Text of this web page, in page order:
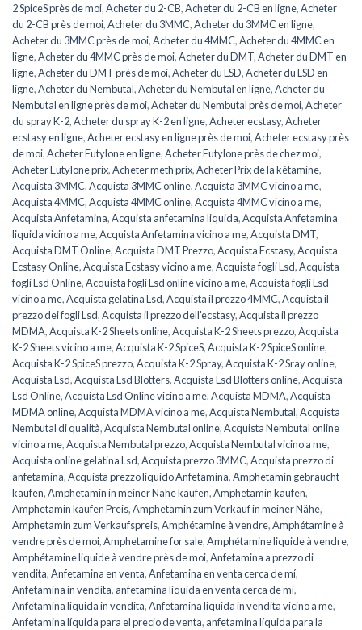
2 SpiceS près de moi,Acheter du 2-CB,Acheter du 2-CB en ligne,Acheter
du 2-CB près de moi,Acheter du 3MMC,Acheter du 3MMC en ligne,
Acheter du 3MMC près de moi,Acheter du 4MMC,Acheter du 4MMC en
ligne,Acheter du 4MMC près de moi,Acheter du DMT,Acheter du DMT en
ligne,Acheter du DMT près de moi,Acheter du LSD,Acheter du LSD en
ligne,Acheter du Nembutal,Acheter du Nembutal en ligne,Acheter du
Nembutal en ligne près de moi,Acheter du Nembutal près de moi,Acheter
du spray K-2,Acheter du spray K-2 en ligne,Acheter ecstasy,Acheter
ecstasy en ligne,Acheter ecstasy en ligne près de moi,Acheter ecstasy près
de moi,Acheter Eutylone en ligne,Acheter Eutylone près de chez moi,
Acheter Eutylone prix,Acheter meth prix,Acheter Prix de la kétamine,
Acquista 3MMC,Acquista 3MMC online,Acquista 3MMC vicino a me,
Acquista 4MMC,Acquista 4MMC online,Acquista 4MMC vicino a me,
Acquista Anfetamina,Acquista anfetamina liquida,Acquista Anfetamina
liquida vicino a me,Acquista Anfetamina vicino a me,Acquista DMT,
Acquista DMT Online,Acquista DMT Prezzo,Acquista Ecstasy,Acquista
Ecstasy Online,Acquista Ecstasy vicino a me,Acquista fogli Lsd,Acquista
fogli Lsd Online,Acquista fogli Lsd online vicino a me,Acquista fogli Lsd
vicino a me,Acquista gelatina Lsd,Acquista il prezzo 4MMC,Acquista il
prezzo dei fogli Lsd,Acquista il prezzo dell'ecstasy,Acquista il prezzo
MDMA,Acquista K-2 Sheets online,Acquista K-2 Sheets prezzo,Acquista
K-2 Sheets vicino a me,Acquista K-2 SpiceS,Acquista K-2 SpiceS online,
Acquista K-2 SpiceS prezzo,Acquista K-2 Spray,Acquista K-2 Sray online,
Acquista Lsd,Acquista Lsd Blotters,Acquista Lsd Blotters online,Acquista
Lsd Online,Acquista Lsd Online vicino a me,Acquista MDMA,Acquista
MDMA online,Acquista MDMA vicino a me,Acquista Nembutal,Acquista
Nembutal di qualità,Acquista Nembutal online,Acquista Nembutal online
vicino a me,Acquista Nembutal prezzo,Acquista Nembutal vicino a me,
Acquista online gelatina Lsd,Acquista prezzo 3MMC,Acquista prezzo di
anfetamina,Acquista prezzo liquido Anfetamina,Amphetamin gebraucht
kaufen,Amphetamin in meiner Nähe kaufen,Amphetamin kaufen,
Amphetamin kaufen Preis,Amphetamin zum Verkauf in meiner Nähe,
Amphetamin zum Verkaufspreis,Amphétamine à vendre,Amphétamine à
vendre près de moi,Amphetamine for sale,Amphétamine liquide à vendre,
Amphétamine liquide à vendre près de moi,Anfetamina a prezzo di
vendita,Anfetamina en venta,Anfetamina en venta cerca de mí,
Anfetamina in vendita, anfetamina líquida en venta cerca de mí,
Anfetamina liquida in vendita,Anfetamina liquida in vendita vicino a me,
Anfetamina líquida para el precio de venta, anfetamina líquida para la